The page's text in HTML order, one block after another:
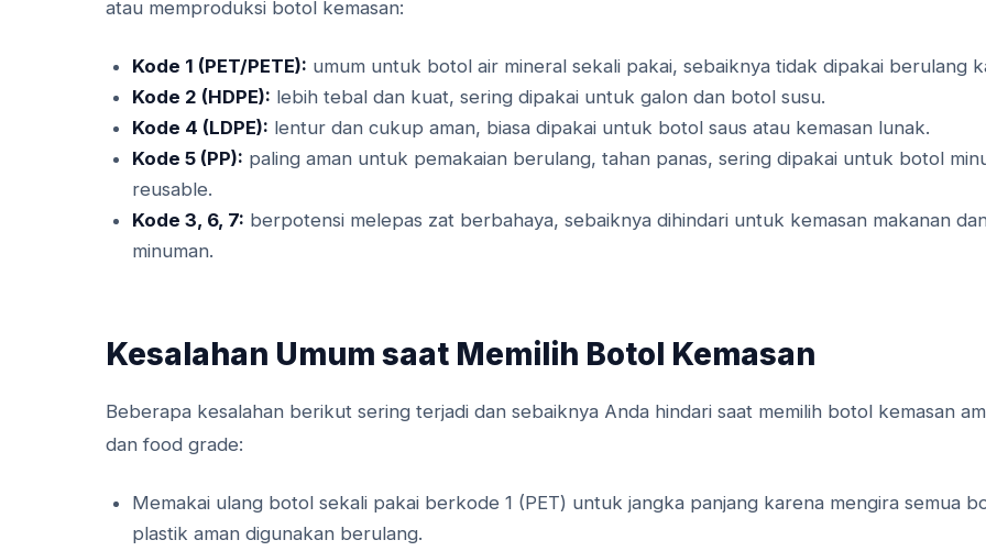
atau memproduksi botol kemasan:
Kode 1 (PET/PETE): umum untuk botol air mineral sekali pakai, sebaiknya tidak dipakai berulang
Kode 2 (HDPE): lebih tebal dan kuat, sering dipakai untuk galon dan botol susu.
Kode 4 (LDPE): lentur dan cukup aman, biasa dipakai untuk botol saus atau kemasan lunak.
Kode 5 (PP): paling aman untuk pemakaian berulang, tahan panas, sering dipakai untuk botol
reusable.
Kode 3, 6, 7: berpotensi melepas zat berbahaya, sebaiknya dihindari untuk kemasan makanan
minuman.
Kesalahan Umum saat Memilih Botol Kemasan
Beberapa kesalahan berikut sering terjadi dan sebaiknya Anda hindari saat memilih botol kemasan
dan food grade:
Memakai ulang botol sekali pakai berkode 1 (PET) untuk jangka panjang karena mengira semua
plastik aman digunakan berulang.